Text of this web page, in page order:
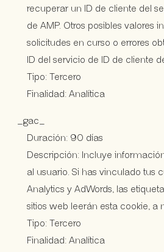
recuperar un ID de cliente del
de AMP. Otros posibles valores
solicitudes en curso o errores
ID del servicio de ID de cliente
Tipo: Tercero
Finalidad: Analítica
_gac_
Duración: 90 días
Descripción: Incluye
al usuario. Si has vinculado tus
Analytics y AdWords, las
sitios web leerán esta cookie, a
Tipo: Tercero
Finalidad: Analítica